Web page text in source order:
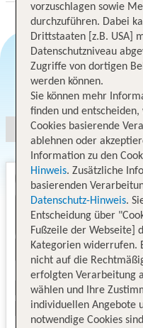
vorzuschlagen sowie
durchzuführen. Dabei
Drittstaaten [z.B. USA]
Datenschutzniveau
Zugriffe von dortigen
werden können.
Sie können mehr
finden und
Cookies basierende
ablehnen oder
Information zu den
Hinweis. Zusätzliche
basierenden
Datenschutz-Hinweis.
Entscheidung über
Fußzeile der Webseite]
Kategorien widerrufen.
nicht auf die
erfolgten Verarbeitung
wählen und Ihre
individuellen Angebote
notwendige Cookies